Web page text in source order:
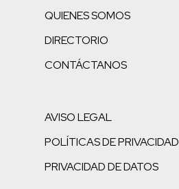
QUIENES SOMOS
DIRECTORIO
CONTÁCTANOS
AVISO LEGAL
POLÍTICAS DE PRIVACIDAD
PRIVACIDAD DE DATOS